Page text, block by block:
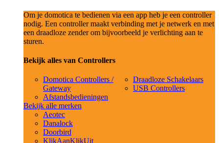
Om je domotica te bedienen via een app heb je een controller
nodig. Een controller maakt verbinding met je netwerk en met
een draadloze zender om bijvoorbeeld je verlichting aan te
sturen.
Bekijk alles van Controllers
Domotica Controllers /
Gateway
Afstandsbedieningen
Draadloze Schakelaars
USB Controllers
Bekijk alle merken
Aeotec
Danalock
Doorbird
KlikAanKlikUit